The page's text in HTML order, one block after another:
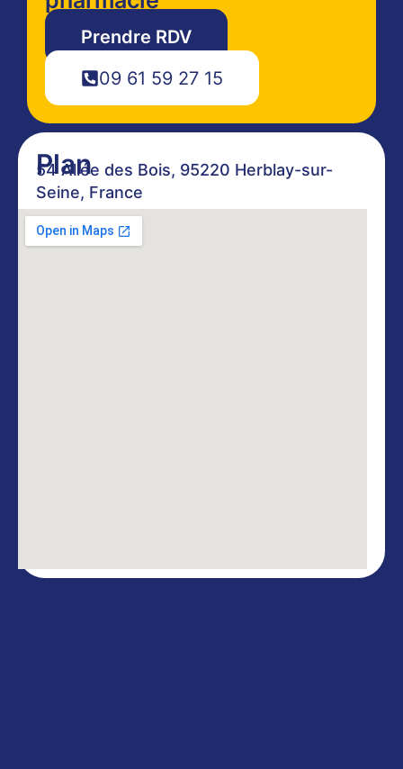
Plan
54 Allée des Bois, 95220 Herblay-sur-
Seine, France
Prendre RDV
09 61 59 27 15